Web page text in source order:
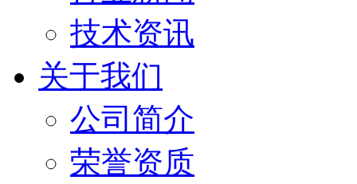
技术资讯
关于我们
公司简介
荣誉资质